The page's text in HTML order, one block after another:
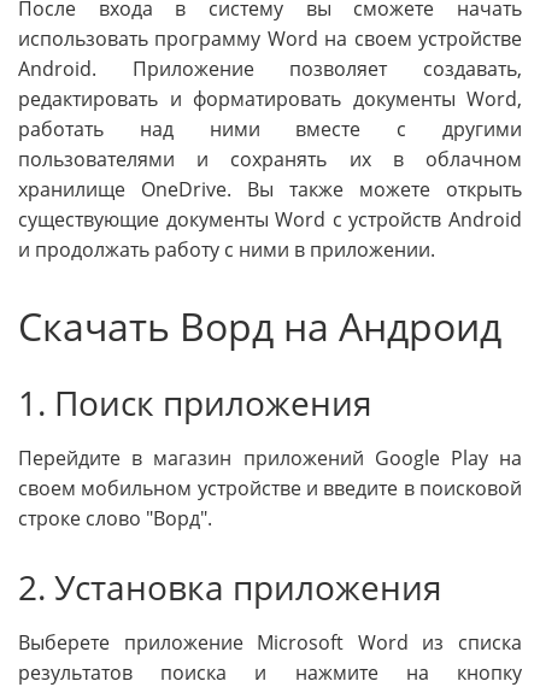
После входа в систему вы сможете начать
использовать программу Word на своем устройстве
Android. Приложение позволяет создавать,
редактировать и форматировать документы Word,
работать над ними вместе с другими
пользователями и сохранять их в облачном
хранилище OneDrive. Вы также можете открыть
существующие документы Word с устройств Android
и продолжать работу с ними в приложении.
Скачать Ворд на Андроид
1. Поиск приложения
Перейдите в магазин приложений Google Play на
своем мобильном устройстве и введите в поисковой
строке слово "Ворд".
2. Установка приложения
Выберете приложение Microsoft Word из списка
результатов поиска и нажмите на кнопку